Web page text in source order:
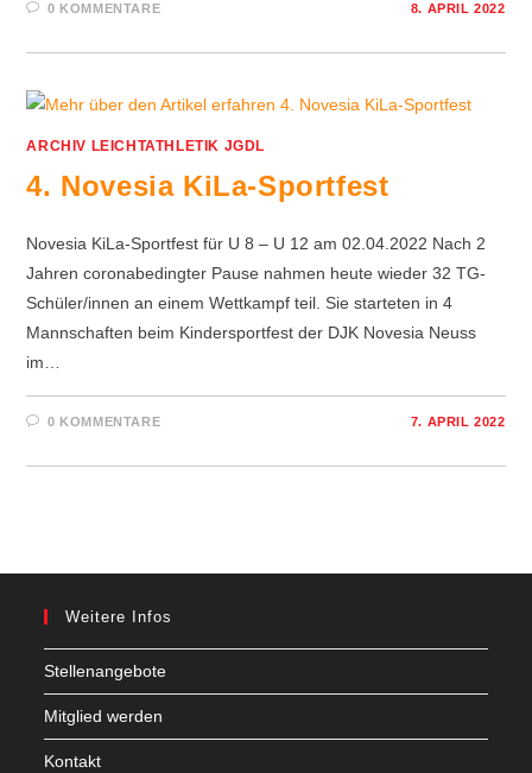
0 KOMMENTARE 8. APRIL 2022
ARCHIV LEICHTATHLETIK JGDL
4. Novesia KiLa-Sportfest
Novesia KiLa-Sportfest für U 8 – U 12 am 02.04.2022 Nach 2
Jahren coronabedingter Pause nahmen heute wieder 32 TG-
Schüler/innen an einem Wettkampf teil. Sie starteten in 4
Mannschaften beim Kindersportfest der DJK Novesia Neuss
im…
0 KOMMENTARE 7. APRIL 2022
Weitere Infos
Stellenangebote
Mitglied werden
Kontakt